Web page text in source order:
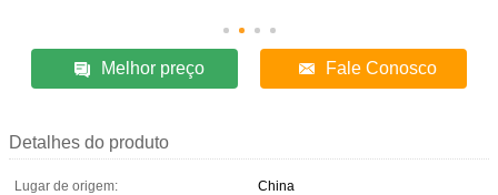
Melhor preço Fale Conosco
Detalhes do produto
Lugar de origem:
China